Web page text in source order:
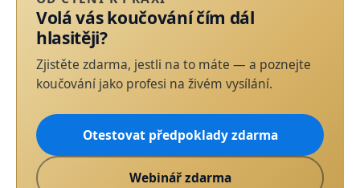
Volá vás koučování čím dál
hlasitěji?
Zjistěte zdarma, jestli na to máte — a poznejte
koučování jako profesi na živém vysílání.
Otestovat předpoklady zdarma
Webinář zdarma